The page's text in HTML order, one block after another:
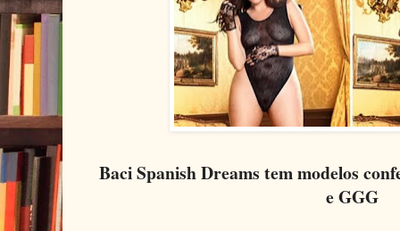
Baci Spanish Dreams tem modelos
e GGG